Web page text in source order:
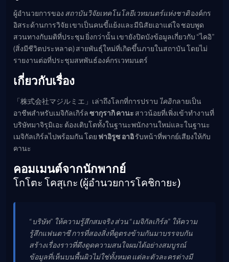
ผู้อำนวยการของ สถาบันวิจัยเทคโนโลยีเวทมนตร์แห่งชาติองค์กร
อิสระด้านการวิจัย เขาเป็นคนขี้แย้งและมีนิสัยเอาแต่ใจ ชอบพูด
สวนทางกับมติที่ประชุม ยิ่งกว่านั้น เขายังปิดบังข้อมูลเกี่ยวกับ “ไคอิ”
(สิ่งมีชีวิตประหลาด) สายพันธุ์ใหม่ที่เกิดขึ้นภายในสถาบัน โดยไม่
รายงานต่อที่ประชุมสหพันธ์องค์กรเวทมนตร์
เกี่ยวกับเรื่อง
「株式会社マジルミエ」เล่าถึงโลกที่การปราบ ไคอิกลายเป็น
อาชีพสำหรับเมจิกัลเกิร์ลซากุรากิ คานะ สาวน้อยที่เพิ่งเข้าทำงานที่
บริษัทมาจิรุมิเอะ ต้องเติบโตทั้งในฐานะพนักงานใหม่และในฐานะ
เมจิกัลเกิร์ลไปพร้อมกัน โดย ฟาอิรูซ อาอิรับหน้าที่พากย์เสียงให้กับ
คานะ
คอมเมนต์จากนักพากย์
โกโตะ โคสุเกะ (ผู้อำนวยการโคชิกายะ)
“บริษัท” ให้ความรู้สึกสมจริง ส่วน “เมจิกัลเกิร์ล” ให้ความ
รู้สึกแฟนตาซี การที่สองสิ่งที่ดูตรงข้ามกันมาบรรจบกัน
สร้างเรื่องราวที่ดึงดูดความสนใจผมได้อย่างสมบูรณ์
ข้อมูลที่เห็นบนพื้นผิวไม่ใช่ทั้งหมด แต่ละตัวละครต่างมี